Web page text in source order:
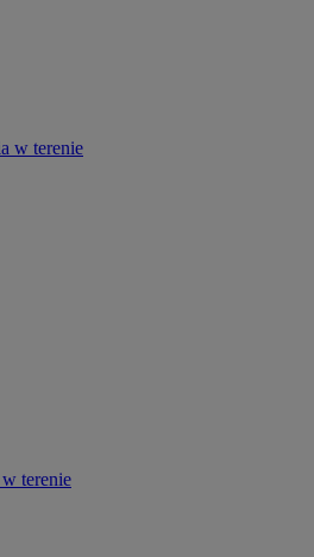
w terenie
terenie